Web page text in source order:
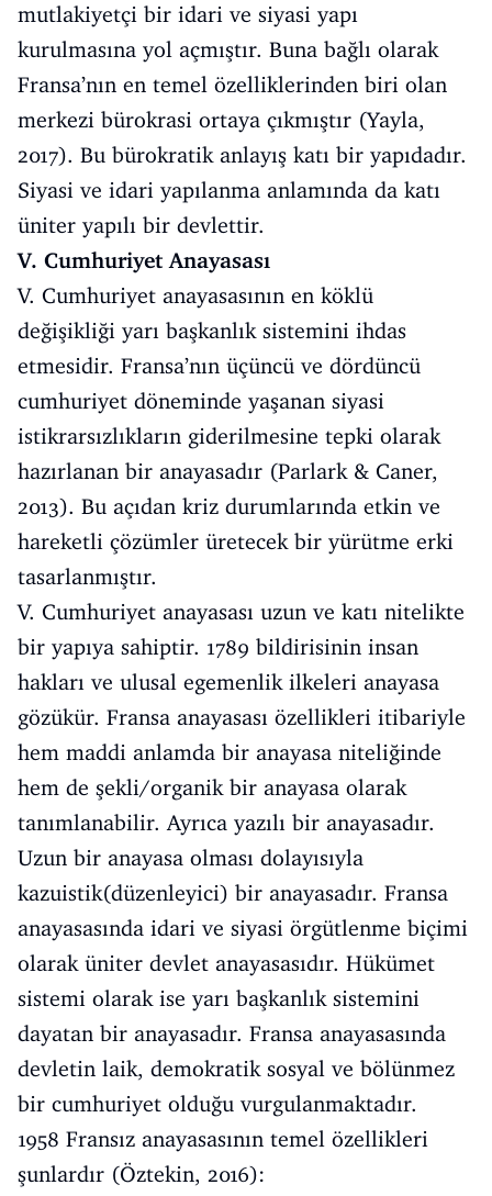
mutlakiyetçi bir idari ve siyasi yapı
kurulmasına yol açmıştır. Buna bağlı olarak
Fransa’nın en temel özelliklerinden biri olan
merkezi bürokrasi ortaya çıkmıştır (Yayla,
2017). Bu bürokratik anlayış katı bir yapıdadır.
Siyasi ve idari yapılanma anlamında da katı
üniter yapılı bir devlettir.
V. Cumhuriyet Anayasası
V. Cumhuriyet anayasasının en köklü
değişikliği yarı başkanlık sistemini ihdas
etmesidir. Fransa’nın üçüncü ve dördüncü
cumhuriyet döneminde yaşanan siyasi
istikrarsızlıkların giderilmesine tepki olarak
hazırlanan bir anayasadır (Parlark & Caner,
2013). Bu açıdan kriz durumlarında etkin ve
hareketli çözümler üretecek bir yürütme erki
tasarlanmıştır.
V. Cumhuriyet anayasası uzun ve katı nitelikte
bir yapıya sahiptir. 1789 bildirisinin insan
hakları ve ulusal egemenlik ilkeleri anayasa
gözükür. Fransa anayasası özellikleri itibariyle
hem maddi anlamda bir anayasa niteliğinde
hem de şekli/organik bir anayasa olarak
tanımlanabilir. Ayrıca yazılı bir anayasadır.
Uzun bir anayasa olması dolayısıyla
kazuistik(düzenleyici) bir anayasadır. Fransa
anayasasında idari ve siyasi örgütlenme biçimi
olarak üniter devlet anayasasıdır. Hükümet
sistemi olarak ise yarı başkanlık sistemini
dayatan bir anayasadır. Fransa anayasasında
devletin laik, demokratik sosyal ve bölünmez
bir cumhuriyet olduğu vurgulanmaktadır.
1958 Fransız anayasasının temel özellikleri
şunlardır (Öztekin, 2016):